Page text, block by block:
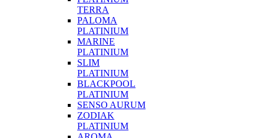
TERRA
PALOMA
PLATINIUM
MARINE
PLATINIUM
SLIM
PLATINIUM
BLACKPOOL
PLATINIUM
SENSO AURUM
ZODIAK
PLATINIUM